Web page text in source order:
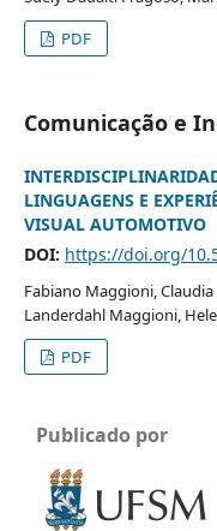
PDF
Comunicação e
LINGUAGENS E
VISUAL AUTOMOTIVO
DOI: https://doi.org/
Fabiano Maggioni,
Landerdahl Maggioni,
PDF
Publicado por